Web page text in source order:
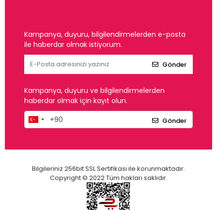
Kampanya, duyuru, bilgilendirmelerden e-posta
ile haberdar olmak istiyorum.
Gönder
Kampanya, duyuru ve bilgilendirmelerden
haberdar olmak için kayıt olun.
Gönder
Bilgileriniz 256bit SSL Sertifikası ile korunmaktadır.
Copyright © 2022 Tüm hakları saklıdır.